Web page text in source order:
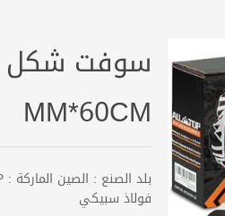
MM*60CM
فولاذ سبيكي